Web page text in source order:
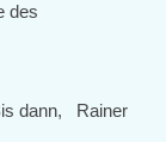
des
dann, Rainer